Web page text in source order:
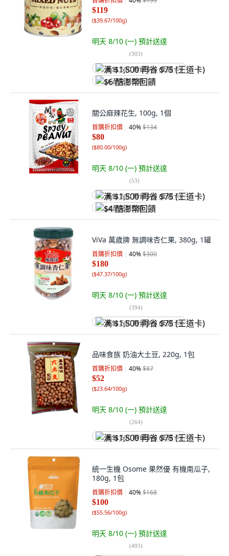
$119
($39.67/100g)
明天 8/10 (一) 預計送達
(303)
满 $1,500 再省 $75 (王道卡)
$6 酷澎幣回饋
關公麻辣花生, 100g, 1個
首購折扣價 40%$134
$80
($80.00/100g)
明天 8/10 (一) 預計送達
(53)
满 $1,500 再省 $75 (王道卡)
$4 酷澎幣回饋
ViVa 萬歲牌 無調味杏仁果, 380g, 1罐
首購折扣價 40%$300
$180
($47.37/100g)
明天 8/10 (一) 預計送達
(394)
满 $1,500 再省 $75 (王道卡)
品味食族 奶油大土豆, 220g, 1包
首購折扣價 40%$87
$52
($23.64/100g)
明天 8/10 (一) 預計送達
(264)
满 $1,500 再省 $75 (王道卡)
統一生機 Osome 果然優 有機南瓜子,
180g, 1包
首購折扣價 40%$168
$100
($55.56/100g)
明天 8/10 (一) 預計送達
(493)